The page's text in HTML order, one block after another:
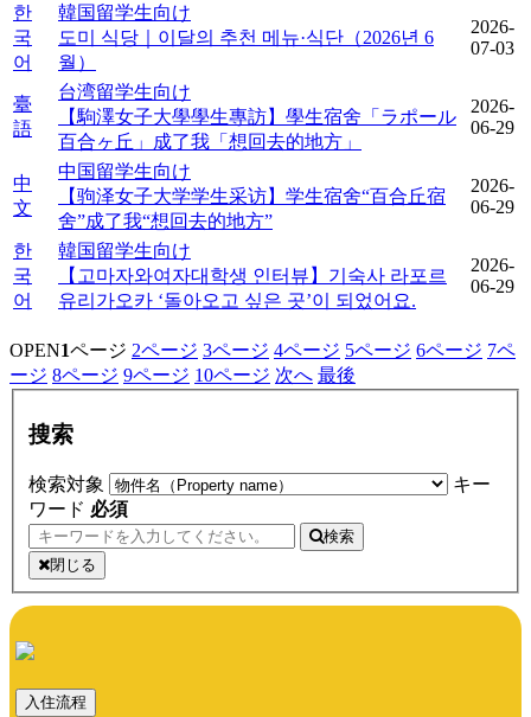
한
국
어
韓国留学生向け
도미 식당｜이달의 추천 메뉴·식단（2026년 6
월）
2026-
07-03
臺
語
台湾留学生向け
【駒澤女子大學學生專訪】學生宿舍「ラポール
百合ヶ丘」成了我「想回去的地方」
2026-
06-29
中
文
中国留学生向け
【驹泽女子大学学生采访】学生宿舍“百合丘宿
舍”成了我“想回去的地方”
2026-
06-29
한
국
어
韓国留学生向け
【고마자와여자대학생 인터뷰】기숙사 라포르
유리가오카 ‘돌아오고 싶은 곳’이 되었어요.
2026-
06-29
OPEN1ページ 2ページ 3ページ 4ページ 5ページ 6ページ 7ペ
ージ 8ページ 9ページ 10ページ 次へ 最後
搜索
検索対象
キー
ワード 必須
検索
閉じる
入住流程